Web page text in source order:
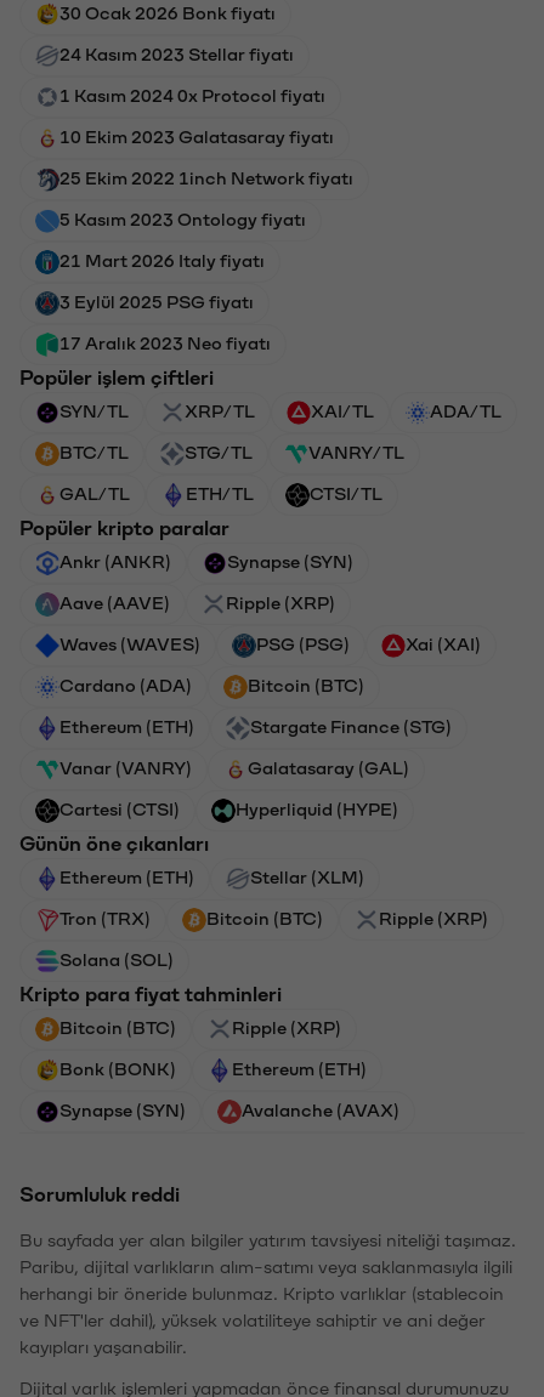
30 Ocak 2026 Bonk fiyatı
24 Kasım 2023 Stellar fiyatı
1 Kasım 2024 0x Protocol fiyatı
10 Ekim 2023 Galatasaray fiyatı
25 Ekim 2022 1inch Network fiyatı
5 Kasım 2023 Ontology fiyatı
21 Mart 2026 Italy fiyatı
3 Eylül 2025 PSG fiyatı
17 Aralık 2023 Neo fiyatı
Popüler işlem çiftleri
SYN/TL XRP/TL XAI/TL ADA/TL
BTC/TL STG/TL VANRY/TL
GAL/TL ETH/TL CTSI/TL
Popüler kripto paralar
Ankr (ANKR) Synapse (SYN)
Aave (AAVE) Ripple (XRP)
Waves (WAVES) PSG (PSG) Xai (XAI)
Cardano (ADA) Bitcoin (BTC)
Ethereum (ETH) Stargate Finance (STG)
Vanar (VANRY) Galatasaray (GAL)
Cartesi (CTSI) Hyperliquid (HYPE)
Günün öne çıkanları
Ethereum (ETH) Stellar (XLM)
Tron (TRX) Bitcoin (BTC) Ripple (XRP)
Solana (SOL)
Kripto para fiyat tahminleri
Bitcoin (BTC) Ripple (XRP)
Bonk (BONK) Ethereum (ETH)
Synapse (SYN) Avalanche (AVAX)
Sorumluluk reddi
Bu sayfada yer alan bilgiler yatırım tavsiyesi niteliği taşımaz.
Paribu, dijital varlıkların alım-satımı veya saklanmasıyla ilgili
herhangi bir öneride bulunmaz. Kripto varlıklar (stablecoin
ve NFT'ler dahil), yüksek volatiliteye sahiptir ve ani değer
kayıpları yaşanabilir.
Dijital varlık işlemleri yapmadan önce finansal durumunuzu